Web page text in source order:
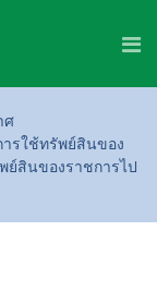
ศ
รใช้ทรัพย์สินของ
ย์สินของราชการไป